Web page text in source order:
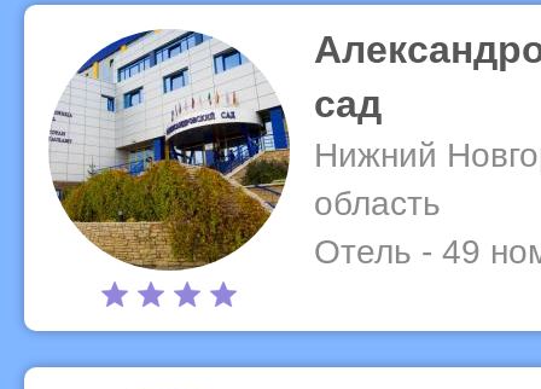
сад
Нижний
область
Отель - 49